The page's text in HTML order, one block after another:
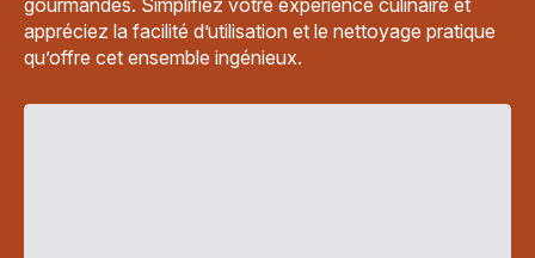
gourmandes. Simplifiez votre expérience culinaire et
appréciez la facilité d’utilisation et le nettoyage pratique
qu’offre cet ensemble ingénieux.